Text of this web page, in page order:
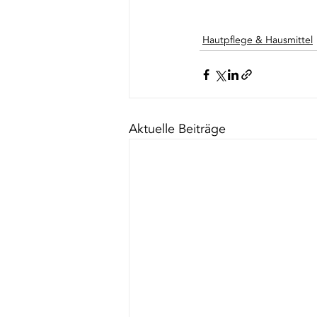
Hautpflege & Hausmittel
Aktuelle Beiträge